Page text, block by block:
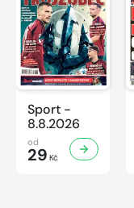
Sport -
8.8.2026
od
29 Kč